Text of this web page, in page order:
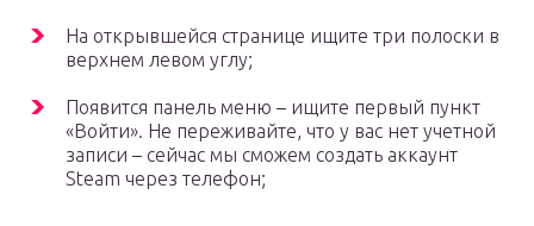
На открывшейся странице ищите три полоски в
верхнем левом углу;
Появится панель меню – ищите первый пункт
«Войти». Не переживайте, что у вас нет учетной
записи – сейчас мы сможем создать аккаунт
Steam через телефон;